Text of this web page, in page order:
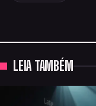
LEIA TAMBÉM